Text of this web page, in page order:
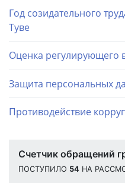
Год созидательного
Туве
Оценка регулирующего
Защита персональных
Противодействие
Счетчик обращений
ПОСТУПИЛО 54 НА